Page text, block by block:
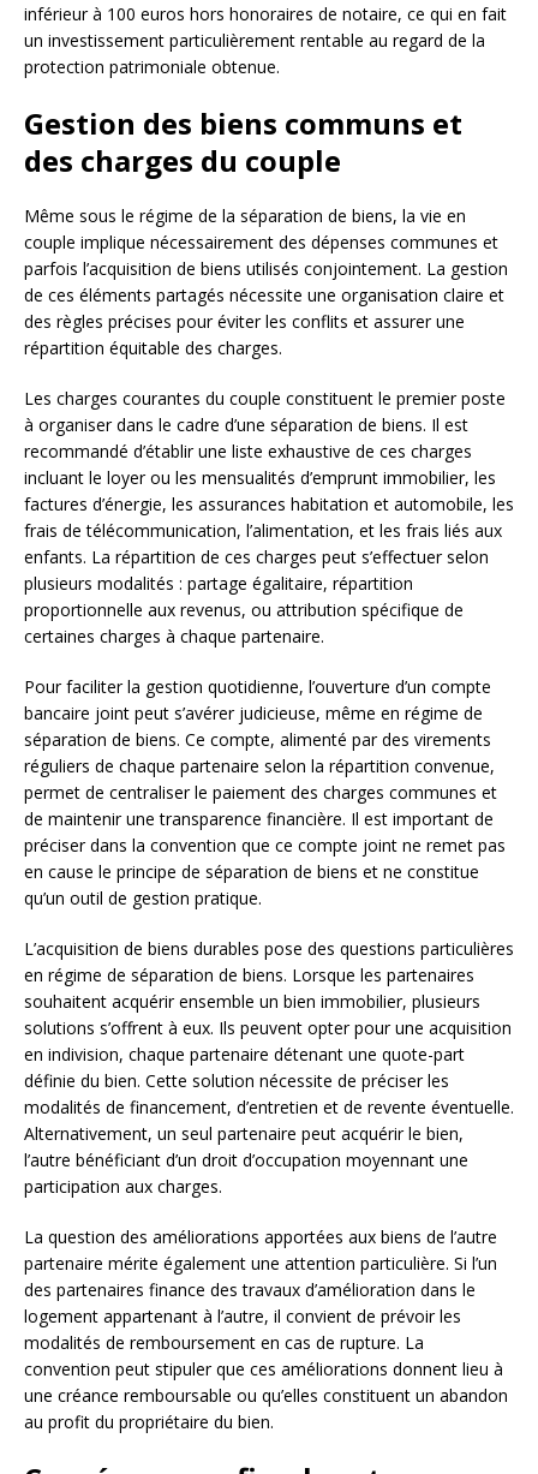
inférieur à 100 euros hors honoraires de notaire, ce qui en fait
un investissement particulièrement rentable au regard de la
protection patrimoniale obtenue.
Gestion des biens communs et
des charges du couple
Même sous le régime de la séparation de biens, la vie en
couple implique nécessairement des dépenses communes et
parfois l’acquisition de biens utilisés conjointement. La gestion
de ces éléments partagés nécessite une organisation claire et
des règles précises pour éviter les conflits et assurer une
répartition équitable des charges.
Les charges courantes du couple constituent le premier poste
à organiser dans le cadre d’une séparation de biens. Il est
recommandé d’établir une liste exhaustive de ces charges
incluant le loyer ou les mensualités d’emprunt immobilier, les
factures d’énergie, les assurances habitation et automobile, les
frais de télécommunication, l’alimentation, et les frais liés aux
enfants. La répartition de ces charges peut s’effectuer selon
plusieurs modalités : partage égalitaire, répartition
proportionnelle aux revenus, ou attribution spécifique de
certaines charges à chaque partenaire.
Pour faciliter la gestion quotidienne, l’ouverture d’un compte
bancaire joint peut s’avérer judicieuse, même en régime de
séparation de biens. Ce compte, alimenté par des virements
réguliers de chaque partenaire selon la répartition convenue,
permet de centraliser le paiement des charges communes et
de maintenir une transparence financière. Il est important de
préciser dans la convention que ce compte joint ne remet pas
en cause le principe de séparation de biens et ne constitue
qu’un outil de gestion pratique.
L’acquisition de biens durables pose des questions particulières
en régime de séparation de biens. Lorsque les partenaires
souhaitent acquérir ensemble un bien immobilier, plusieurs
solutions s’offrent à eux. Ils peuvent opter pour une acquisition
en indivision, chaque partenaire détenant une quote-part
définie du bien. Cette solution nécessite de préciser les
modalités de financement, d’entretien et de revente éventuelle.
Alternativement, un seul partenaire peut acquérir le bien,
l’autre bénéficiant d’un droit d’occupation moyennant une
participation aux charges.
La question des améliorations apportées aux biens de l’autre
partenaire mérite également une attention particulière. Si l’un
des partenaires finance des travaux d’amélioration dans le
logement appartenant à l’autre, il convient de prévoir les
modalités de remboursement en cas de rupture. La
convention peut stipuler que ces améliorations donnent lieu à
une créance remboursable ou qu’elles constituent un abandon
au profit du propriétaire du bien.